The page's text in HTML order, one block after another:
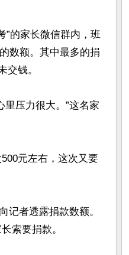
”的家长微信群内，班
数额。其中最多的捐
交钱。
压力很大。”这名家
元左右，这次又要
记者透露捐款数额。
索要捐款。